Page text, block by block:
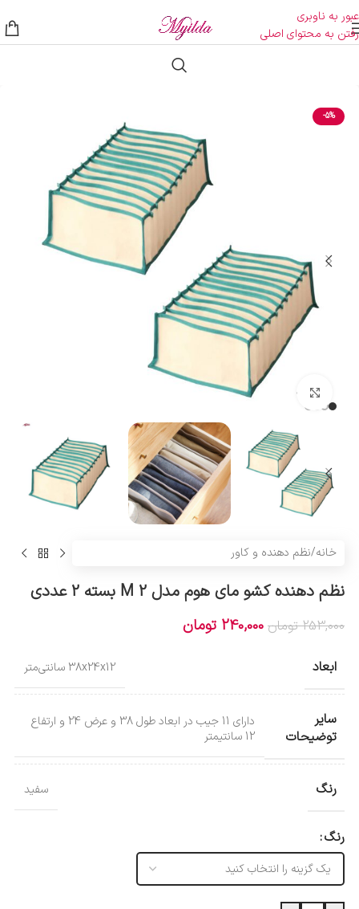
عبور به ناوبری
رفتن به محتوای اصلی
-5%
بزرگنمایی تصویر
خانه/نظم دهنده و کاور
نظم دهنده کشو مای هوم مدل M 2 بسته 2 عددی
253,000 تومان 240,000 تومان
ابعاد 38x24x12 سانتی‌متر
سایر
توضیحات
دارای 11 جیب در ابعاد طول 38 و عرض 24 و ارتفاع
12 سانتیمتر
رنگ سفید
رنگ